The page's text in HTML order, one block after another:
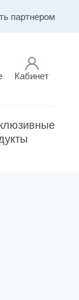
партнером
Кабинет